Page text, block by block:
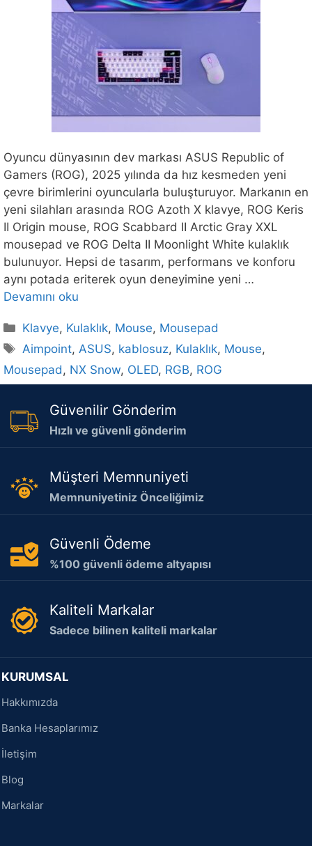
Oyuncu dünyasının dev markası ASUS Republic of
Gamers (ROG), 2025 yılında da hız kesmeden yeni
çevre birimlerini oyuncularla buluşturuyor. Markanın en
yeni silahları arasında ROG Azoth X klavye, ROG Keris
II Origin mouse, ROG Scabbard II Arctic Gray XXL
mousepad ve ROG Delta II Moonlight White kulaklık
bulunuyor. Hepsi de tasarım, performans ve konforu
aynı potada eriterek oyun deneyimine yeni …
Devamını oku
Kategoriler
Klavye, Kulaklık, Mouse, Mousepad
Etiketler
Aimpoint,ASUS, kablosuz, Kulaklık, Mouse,
Mousepad, NX Snow, OLED, RGB, ROG
Güvenilir Gönderim
Hızlı ve güvenli gönderim
Müşteri Memnuniyeti
Memnuniyetiniz Önceliğimiz
Güvenli Ödeme
%100 güvenli ödeme altyapısı
Kaliteli Markalar
Sadece bilinen kaliteli markalar
KURUMSAL
Hakkımızda
Banka Hesaplarımız
İletişim
Blog
Markalar